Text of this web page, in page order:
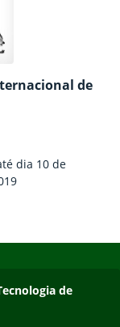
de
dia 10 de
de